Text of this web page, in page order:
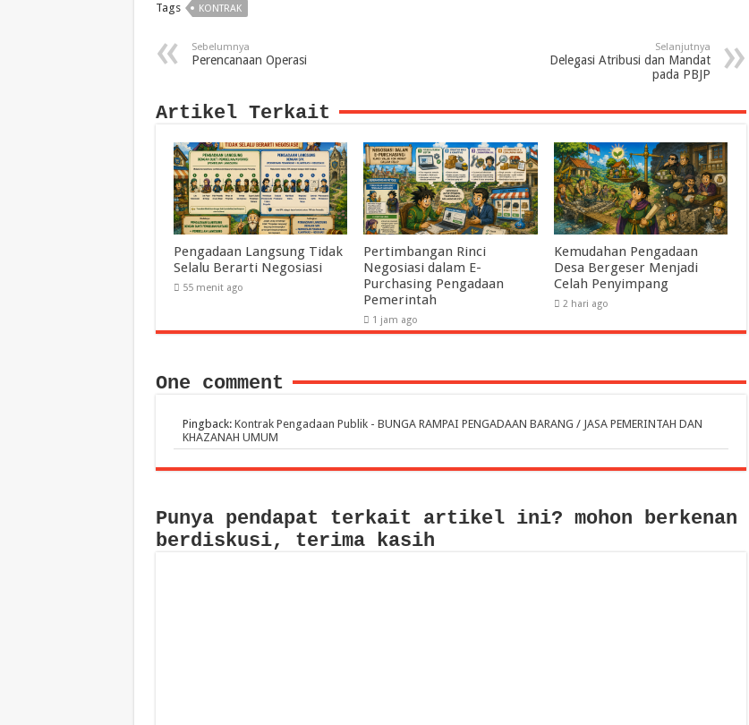
Tags KONTRAK
Sebelumnya
Perencanaan Operasi
Selanjutnya
Delegasi Atribusi dan Mandat
pada PBJP
Artikel Terkait
Pengadaan Langsung Tidak
Selalu Berarti Negosiasi
55 menit ago
Pertimbangan Rinci
Negosiasi dalam E-
Purchasing Pengadaan
Pemerintah
1 jam ago
Kemudahan Pengadaan
Desa Bergeser Menjadi
Celah Penyimpang
2 hari ago
One comment
Pingback: Kontrak Pengadaan Publik - BUNGA RAMPAI PENGADAAN BARANG / JASA PEMERINTAH DAN
KHAZANAH UMUM
Punya pendapat terkait artikel ini? mohon berkenan
berdiskusi, terima kasih